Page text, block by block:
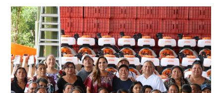
abre
en
una
ventana
nueva)
abre
en
una
ventana
nueva)
abre
en
una
ventana
nueva)
abre
en
una
ventana
nueva)
abre
en
una
ventana
nueva)